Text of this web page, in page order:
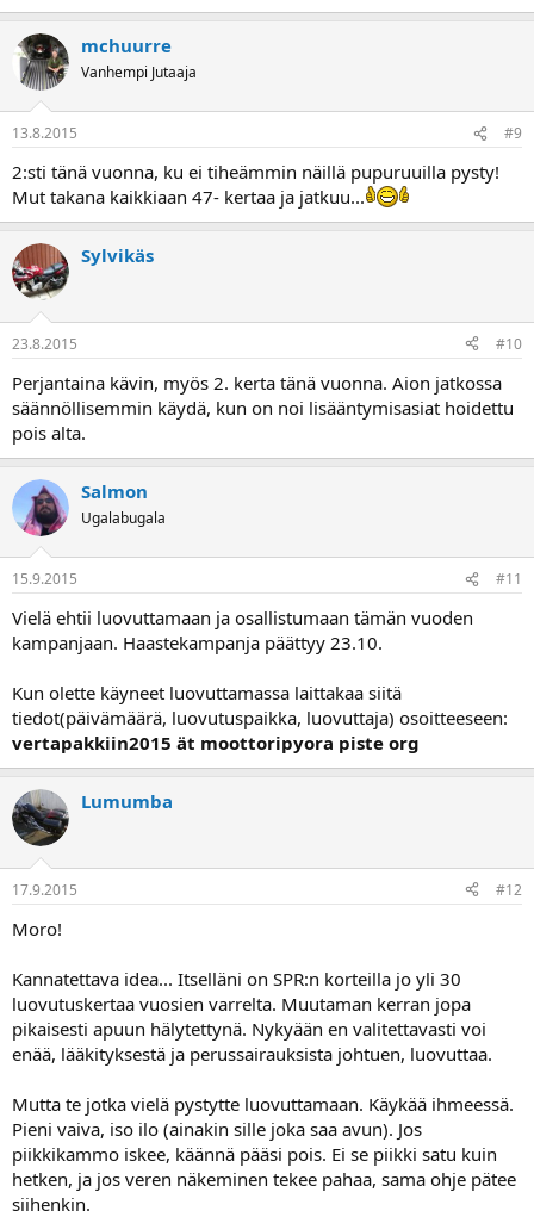
mchuurre
Vanhempi Jutaaja
13.8.2015 #9
2:sti tänä vuonna, ku ei tiheämmin näillä pupuruuilla pysty!
Mut takana kaikkiaan 47- kertaa ja jatkuu...
Sylvikäs
23.8.2015 #10
Perjantaina kävin, myös 2. kerta tänä vuonna. Aion jatkossa
säännöllisemmin käydä, kun on noi lisääntymisasiat hoidettu
pois alta.
Salmon
Ugalabugala
15.9.2015 #11
Vielä ehtii luovuttamaan ja osallistumaan tämän vuoden
kampanjaan. Haastekampanja päättyy 23.10.
Kun olette käyneet luovuttamassa laittakaa siitä
tiedot(päivämäärä, luovutuspaikka, luovuttaja) osoitteeseen:
vertapakkiin2015 ät moottoripyora piste org
Lumumba
17.9.2015 #12
Moro!
Kannatettava idea... Itselläni on SPR:n korteilla jo yli 30
luovutuskertaa vuosien varrelta. Muutaman kerran jopa
pikaisesti apuun hälytettynä. Nykyään en valitettavasti voi
enää, lääkityksestä ja perussairauksista johtuen, luovuttaa.
Mutta te jotka vielä pystytte luovuttamaan. Käykää ihmeessä.
Pieni vaiva, iso ilo (ainakin sille joka saa avun). Jos
piikkikammo iskee, käännä pääsi pois. Ei se piikki satu kuin
hetken, ja jos veren näkeminen tekee pahaa, sama ohje pätee
siihenkin.